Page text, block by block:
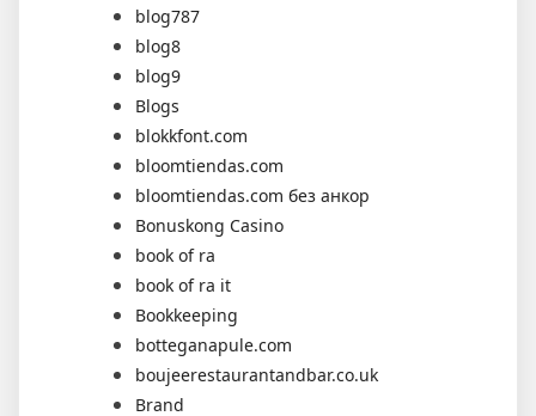
blog787
blog8
blog9
Blogs
blokkfont.com
bloomtiendas.com
bloomtiendas.com без анкор
Bonuskong Casino
book of ra
book of ra it
Bookkeeping
botteganapule.com
boujeerestaurantandbar.co.uk
Brand